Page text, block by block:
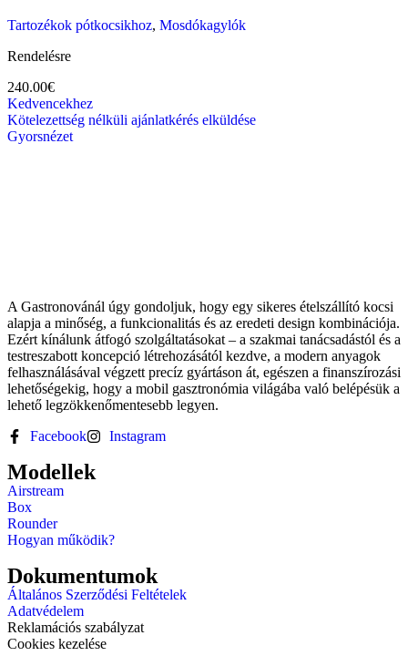
Tartozékok pótkocsikhoz, Mosdókagylók
Rendelésre
240.00€
Kedvencekhez
Kötelezettség nélküli ajánlatkérés elküldése
Gyorsnézet
A Gastronovánál úgy gondoljuk, hogy egy sikeres ételszállító kocsi
alapja a minőség, a funkcionalitás és az eredeti design kombinációja.
Ezért kínálunk átfogó szolgáltatásokat – a szakmai tanácsadástól és a
testreszabott koncepció létrehozásától kezdve, a modern anyagok
felhasználásával végzett precíz gyártáson át, egészen a finanszírozási
lehetőségekig, hogy a mobil gasztronómia világába való belépésük a
lehető legzökkenőmentesebb legyen.
Facebook
Instagram
Modellek
Airstream
Box
Rounder
Hogyan működik?
Dokumentumok
Általános Szerződési Feltételek
Adatvédelem
Reklamációs szabályzat
Cookies kezelése